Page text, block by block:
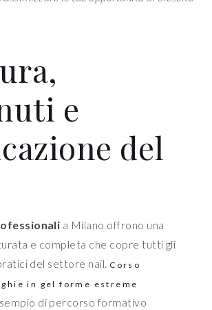
e
del
a Milano offrono una
e completa che copre tutti gli
del settore nail. Corso
in gel forme estreme
di percorso formativo